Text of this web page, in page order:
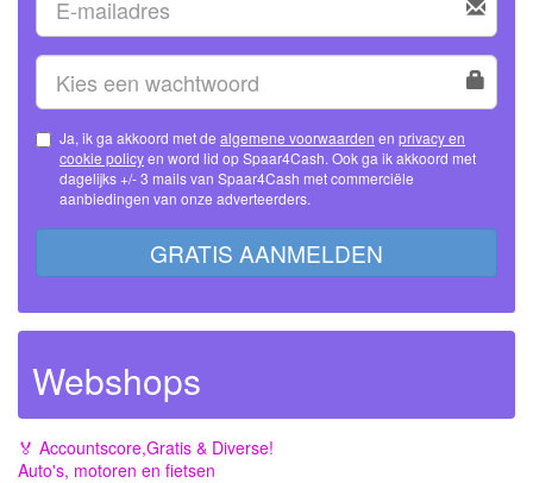
Ja, ik ga akkoord met de algemene voorwaarden en privacy en
cookie policy
dagelijks +/- 3 mails van Spaar4Cash met commerciële
aanbiedingen van onze adverteerders.
GRATIS AANMELDEN
Webshops
🏅 Accountscore,Gratis & Diverse!
Auto's, motoren en fietsen